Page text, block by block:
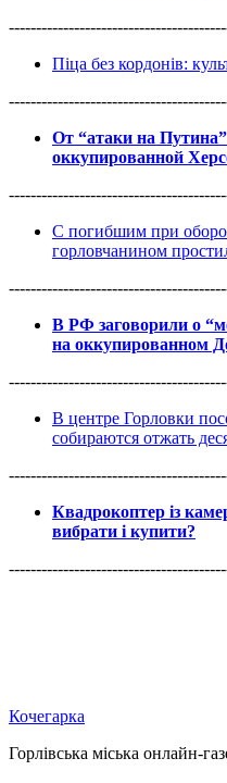
Піца без кордонів:
От “атаки на
оккупированной
С погибшим при
горловчанином
В РФ заговорили о
на оккупированном
В центре Горловки
собираются отжать
Квадрокоптер із
вибрати і купити?
Кочегарка
Горлівська міська онлайн-